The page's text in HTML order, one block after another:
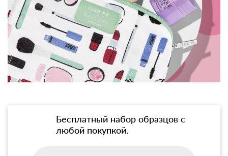
Бесплатный набор образцов с
любой покупкой.